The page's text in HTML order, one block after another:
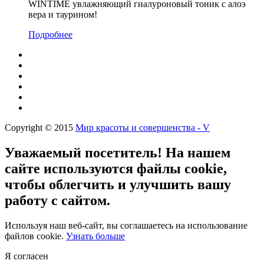
WINTIME увлажняющий гиалуроновый тоник с алоэ
вера и таурином!
Подробнее
Copyright © 2015 Мир красоты и совершенства - V
Уважаемый посетитель! На нашем
сайте используются файлы cookie,
чтобы облегчить и улучшить вашу
работу с сайтом.
Используя наш веб-сайт, вы соглашаетесь на использование
файлов cookie. Узнать больше
Я согласен